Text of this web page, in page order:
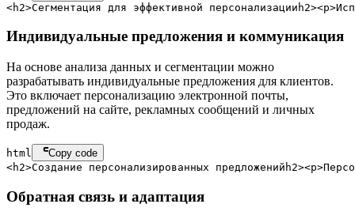
<h2>Сегментация для эффективной персонализации h2><p>
Индивидуальные предложения и коммуникация
На основе анализа данных и сегментации можно
разрабатывать индивидуальные предложения для клиентов.
Это включает персонализацию электронной почты,
предложений на сайте, рекламных сообщений и личных
продаж.
html
Copy code
<h2>Создание персонализированных предложений h2><p>
Обратная связь и адаптация